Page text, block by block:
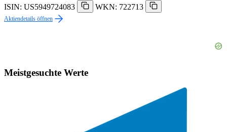
ISIN: US5949724083
WKN: 722713
Aktiendetails öffnen
Meistgesuchte Werte